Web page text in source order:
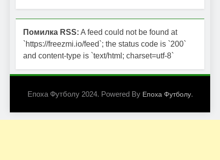
Помилка RSS: A feed could not be found at
`https://freezmi.io/feed`; the status code is `200`
and content-type is `text/html; charset=utf-8`
Епоха Футболу 2024. Powered By Епоха Футболу.